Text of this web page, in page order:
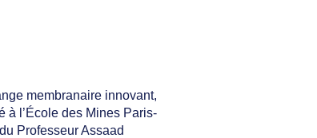
membranaire innovant,
à l’École des Mines Paris-
Professeur Assaad